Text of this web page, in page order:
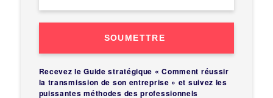
SOUMETTRE
Recevez le Guide stratégique « Comment réussir
la transmission de son entreprise » et suivez les
puissantes méthodes des professionnels